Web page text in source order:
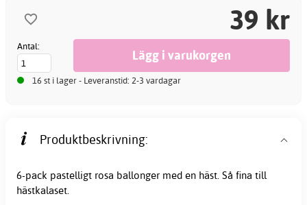
39 kr
Antal:
16 st i lager - Leveranstid: 2-3 vardagar
Produktbeskrivning:
6-pack pastelligt rosa ballonger med en häst. Så fina till
hästkalaset.